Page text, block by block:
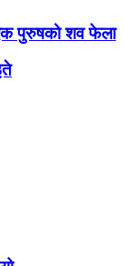
पुरुषको शव फेला